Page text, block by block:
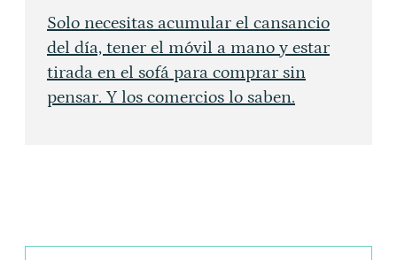
Solo necesitas acumular el cansancio
del día, tener el móvil a mano y estar
tirada en el sofá para comprar sin
pensar. Y los comercios lo saben.